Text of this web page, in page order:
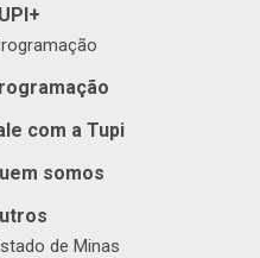
com a Tupi
somos
de Minas